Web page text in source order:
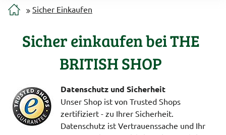
Sicher Einkaufen
Sicher einkaufen bei THE
BRITISH SHOP
Datenschutz und Sicherheit
Unser Shop ist von Trusted Shops
zertifiziert - zu Ihrer Sicherheit.
Datenschutz ist Vertrauenssache und Ihr